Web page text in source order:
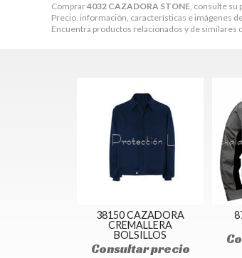
Comprar4032 CAZADORA STONE, consulte su
Precio, información, características e imágenes
Encuentra productos relacionados y de similares
38150 CAZADORA
CREMALLERA
BOLSILLOS
Consultar precio